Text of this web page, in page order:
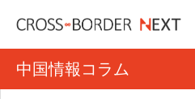
中国情報コラム